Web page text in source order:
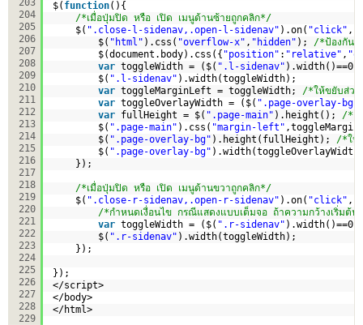
204
205
206
207
208
209
210
211
212
213
214
215
216
217
218
219
220
221
222
223
224
225
226
227
228
229
$( function(){
/*เมื่อปุ่มปิด หรือ เปิด เมนูด้านซ้ายถูกคลิก*/
$( ".close-l-sidenav,.open-l-sidenav" ).on( "click" ,
$( "html" ).css( "overflow-x" , "hidden" ); /*ป้องกัน
$(document.body).css({ "position" : "relative" ,
var toggleWidth = ($( ".l-sidenav"
$( ".l-sidenav" ).width(toggleWidth);
var toggleMarginLeft = toggleWidth; /*ให้ขยับส่วน
var toggleOverlayWidth = ($( ".page-overlay-bg"
var fullHeight = $( ".page-main" ).height(); /* ค
$( ".page-main" ).css( "margin-left"
$( ".page-overlay-bg" ).height(fullHeight); /*ให้
$( ".page-overlay-bg"
});
/*เมื่อปุ่มปิด หรือ เปิด เมนูด้านขวาถูกคลิก*/
$( ".close-r-sidenav,.open-r-sidenav" ).on( "click" ,
/*กำหนดเงื่อนไข กรณีแสดงแบบเต็มจอ ถ้าความกว้างเริ่มต้
var toggleWidth = ($( ".r-sidenav"
$( ".r-sidenav" ).width(toggleWidth);
});
});
</script>
</body>
</html>